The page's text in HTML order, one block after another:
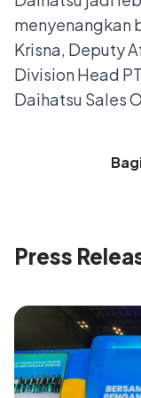
menyenangkan
Krisna, Deputy
Division Head
Daihatsu Sales
Press